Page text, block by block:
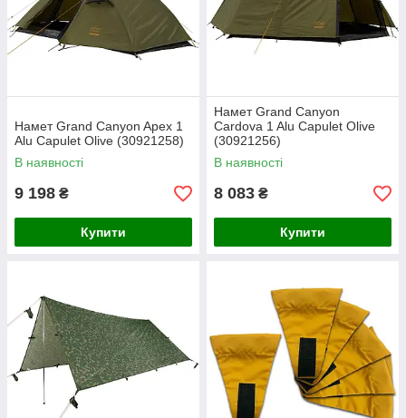
Намет Grand Canyon Apex 1
Alu Capulet Olive (30921258)
В наявності
9 198 ₴
Купити
Намет Grand Canyon
Cardova 1 Alu Capulet Olive
(30921256)
В наявності
8 083 ₴
Купити